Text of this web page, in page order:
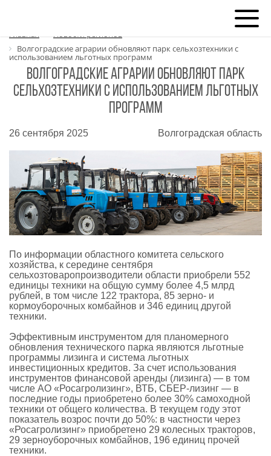
Главная
Новости регионов
Волгоградские аграрии обновляют парк сельхозтехники с
использованием льготных программ
Волгоградские аграрии обновляют парк
сельхозтехники с использованием льготных
программ
26 сентября 2025 Волгоградская область
По информации областного комитета сельского
хозяйства, к середине сентября
сельхозтоваропроизводители области приобрели 552
единицы техники на общую сумму более 4,5 млрд
рублей, в том числе 122 трактора, 85 зерно- и
кормоуборочных комбайнов и 346 единиц другой
техники.
Эффективным инструментом для планомерного
обновления технического парка являются льготные
программы лизинга и система льготных
инвестиционных кредитов. За счет использования
инструментов финансовой аренды (лизинга) — в том
числе АО «Росагролизинг», ВТБ, СБЕР-лизинг — в
последние годы приобретено более 30% самоходной
техники от общего количества. В текущем году этот
показатель возрос почти до 50%: в частности через
«Росагролизинг» приобретено 29 колесных тракторов,
29 зерноуборочных комбайнов, 196 единиц прочей
техники.